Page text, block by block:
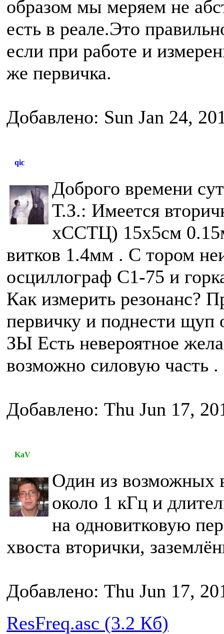
образом мы меряем не
есть в реале.Это
если при работе и
же первичка.
Добавлено: Sun Jan 24,
qic
Доброго времени
Т.З.: Имеется
хССТЦ) 15х5см
витков 1.4мм . С тором
осциллограф С1-75 и
Как измерить резонанс?
первичку и поднести щуп
ЗЫ Есть невероятное
возможно силовую часть .
Добавлено: Thu Jun 17,
KaV
Один из возможных
около 1 кГц и
на одновитковую
хвоста вторички,
Добавлено: Thu Jun 17,
ResFreq.asc (3.2 Кб)